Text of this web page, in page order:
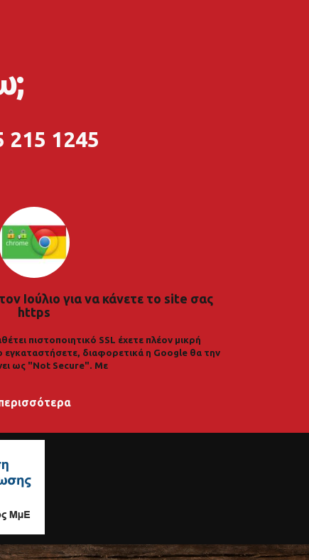
215 1245
Ιούλιο για να κάνετε το site σας
https
πιστοποιητικό SSL έχετε πλέον μικρή
εγκαταστήσετε, διαφορετικά η Google θα την
ως "Not Secure". Με